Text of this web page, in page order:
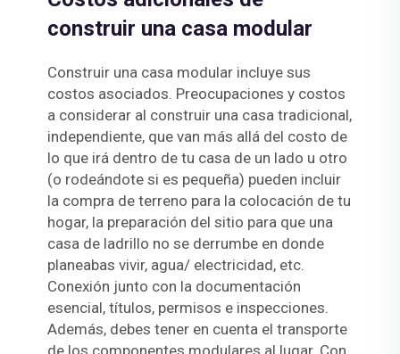
construir una casa modular
Construir una casa modular incluye sus
costos asociados. Preocupaciones y costos
a considerar al construir una casa tradicional,
independiente, que van más allá del costo de
lo que irá dentro de tu casa de un lado u otro
(o rodeándote si es pequeña) pueden incluir
la compra de terreno para la colocación de tu
hogar, la preparación del sitio para que una
casa de ladrillo no se derrumbe en donde
planeabas vivir, agua/ electricidad, etc.
Conexión junto con la documentación
esencial, títulos, permisos e inspecciones.
Además, debes tener en cuenta el transporte
de los componentes modulares al lugar. Con